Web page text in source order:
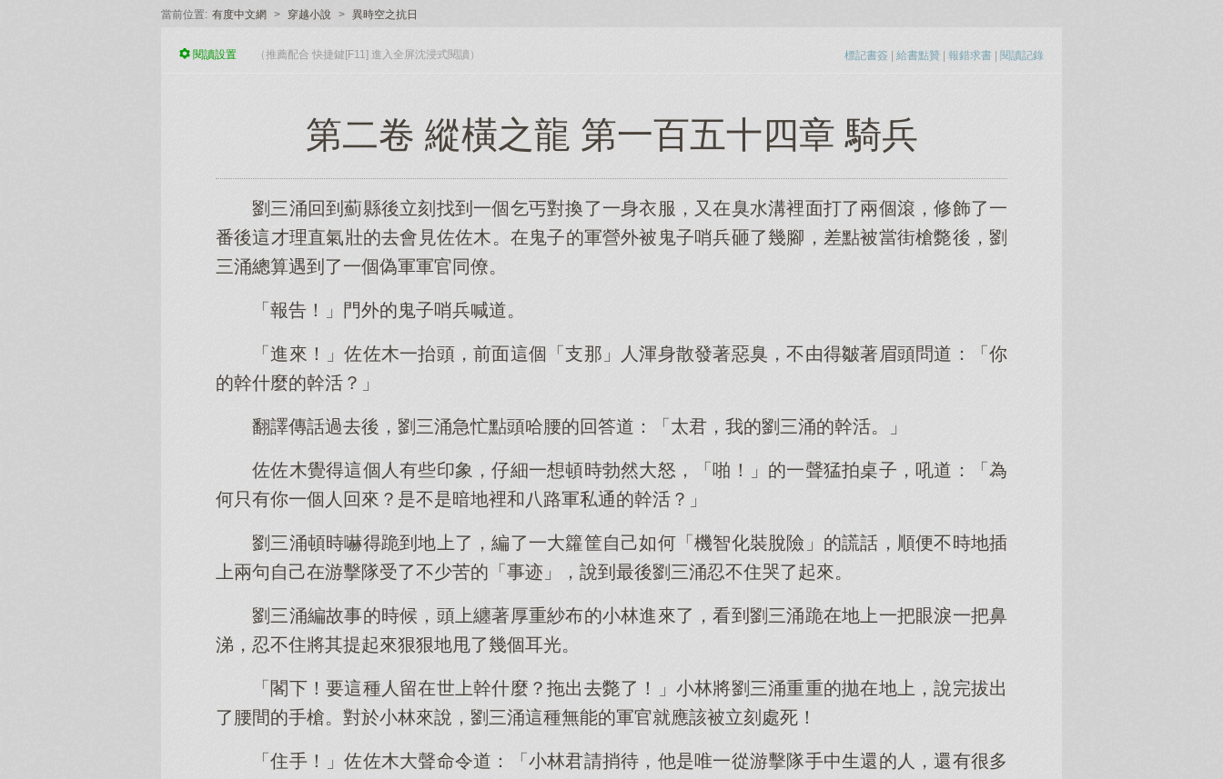
當前位置: 有度中文網 > 穿越小說 > 異時空之抗日
標記書簽 | 給書點贊 | 報錯求書 | 閱讀記錄
閱讀設置 （推薦配合 快捷鍵[F11] 進入全屏沈浸式閱讀）
第二卷 縱橫之龍 第一百五十四章 騎兵
劉三涌回到薊縣後立刻找到一個乞丐對換了一身衣服，又在臭水溝裡面打了兩個滾，修飾了一
番後這才理直氣壯的去會見佐佐木。在鬼子的軍營外被鬼子哨兵砸了幾腳，差點被當街槍斃後，劉
三涌總算遇到了一個偽軍軍官同僚。
「報告！」門外的鬼子哨兵喊道。
「進來！」佐佐木一抬頭，前面這個「支那」人渾身散發著惡臭，不由得皺著眉頭問道：「你
的幹什麼的幹活？」
翻譯傳話過去後，劉三涌急忙點頭哈腰的回答道：「太君，我的劉三涌的幹活。」
佐佐木覺得這個人有些印象，仔細一想頓時勃然大怒，「啪！」的一聲猛拍桌子，吼道：「為
何只有你一個人回來？是不是暗地裡和八路軍私通的幹活？」
劉三涌頓時嚇得跪到地上了，編了一大籮筐自己如何「機智化裝脫險」的謊話，順便不時地插
上兩句自己在游擊隊受了不少苦的「事迹」，說到最後劉三涌忍不住哭了起來。
劉三涌編故事的時候，頭上纏著厚重紗布的小林進來了，看到劉三涌跪在地上一把眼淚一把鼻
涕，忍不住將其提起來狠狠地甩了幾個耳光。
「閣下！要這種人留在世上幹什麼？拖出去斃了！」小林將劉三涌重重的拋在地上，說完拔出
了腰間的手槍。對於小林來說，劉三涌這種無能的軍官就應該被立刻處死！
「住手！」佐佐木大聲命令道：「小林君請捎待，他是唯一從游擊隊手中生還的人，還有很多